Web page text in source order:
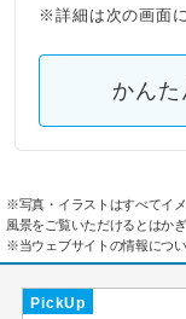
※詳細は次の画面
かんた
※写真・イラストはすべてイ
風景をご覧いただけるとはか
※当ウェブサイトの情報につ
PickUp